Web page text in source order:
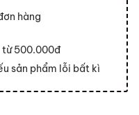
hàng
từ 500.000đ
sản phẩm lỗi bất kì